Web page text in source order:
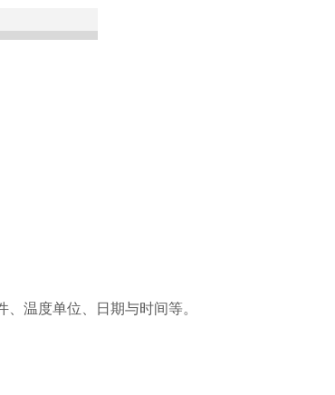
温度单位、日期与时间等。